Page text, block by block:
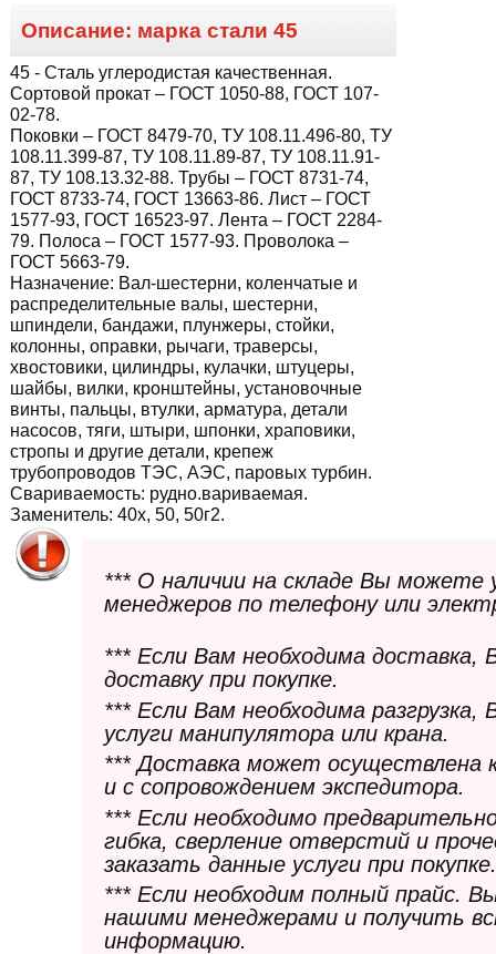
Описание: марка стали 45
45 - Сталь углеродистая качественная.
Сортовой прокат – ГОСТ 1050-88, ГОСТ 107-
02-78.
Поковки – ГОСТ 8479-70, ТУ 108.11.496-80, ТУ
108.11.399-87, ТУ 108.11.89-87, ТУ 108.11.91-
87, ТУ 108.13.32-88. Трубы – ГОСТ 8731-74,
ГОСТ 8733-74, ГОСТ 13663-86. Лист – ГОСТ
1577-93, ГОСТ 16523-97. Лента – ГОСТ 2284-
79. Полоса – ГОСТ 1577-93. Проволока –
ГОСТ 5663-79.
Назначение: Вал-шестерни, коленчатые и
распределительные валы, шестерни,
шпиндели, бандажи, плунжеры, стойки,
колонны, оправки, рычаги, траверсы,
хвостовики, цилиндры, кулачки, штуцеры,
шайбы, вилки, кронштейны, установочные
винты, пальцы, втулки, арматура, детали
насосов, тяги, штыри, шпонки, храповики,
стропы и другие детали, крепеж
трубопроводов ТЭС, АЭС, паровых турбин.
Свариваемость: рудно.вариваемая.
Заменитель: 40х, 50, 50г2.
*** О наличии на складе Вы можете
менеджеров по телефону или
*** Если Вам необходима
доставку при покупке.
*** Если Вам необходима
услуги манипулятора или крана.
*** Доставка может осуществлена
и с сопровождением экспедитора.
*** Если необходимо
гибка, сверление отверстий и
заказать данные услуги при покупке.
*** Если необходим полный прайс.
нашими менеджерами и получить
информацию.